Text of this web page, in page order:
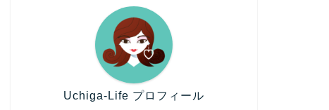
Uchiga-Life プロフィール